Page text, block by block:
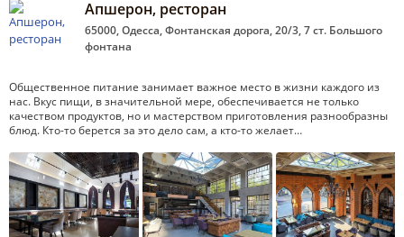
Апшерон, ресторан
65000, Одесса, Фонтанская дорога, 20/3, 7 ст. Большого
фонтана
Общественное питание занимает важное место в жизни каждого из
нас. Вкус пищи, в значительной мере, обеспечивается не только
качеством продуктов, но и мастерством приготовления разнообразны
блюд. Кто-то берется за это дело сам, а кто-то желает…